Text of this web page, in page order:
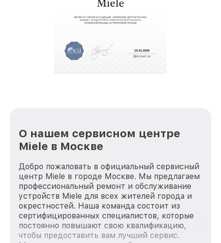
обеспечат доставку устройств в сервис в
За годы своей деятельности мы получали только
репутацию. Мы постоянно совершенствуемся и
стараемся каждый день делать наш сервис еще
О нашем сервисном центре
Miele в Москве
Добро пожаловать в официальный сервисный
центр Miele в городе Москве. Мы предлагаем
профессиональный ремонт и обслуживание
устройств Miele для всех жителей города и
окрестностей. Наша команда состоит из
сертифицированных специалистов, которые
постоянно повышают свою квалификацию,
чтобы предоставить вам лучший сервис.